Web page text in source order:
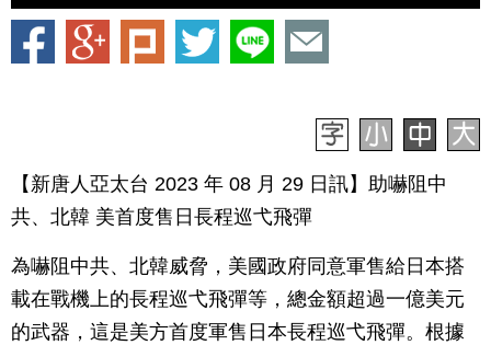
【新唐人亞太台 2023 年 08 月 29 日訊】助嚇阻中
共、北韓 美首度售日長程巡弋飛彈
為嚇阻中共、北韓威脅，美國政府同意軍售給日本搭
載在戰機上的長程巡弋飛彈等，總金額超過一億美元
的武器，這是美方首度軍售日本長程巡弋飛彈。根據